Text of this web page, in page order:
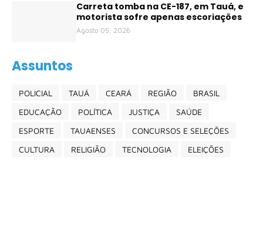
Carreta tomba na CE-187, em Tauá, e
motorista sofre apenas escoriações
Agosto 05, 2026
Assuntos
POLICIAL TAUÁ CEARÁ REGIÃO
BRASIL
EDUCAÇÃO
POLÍTICA JUSTIÇA
SAÚDE
ESPORTE
TAUAENSES
CONCURSOS E SELEÇÕES
CULTURA
RELIGIÃO TECNOLOGIA ELEIÇÕES